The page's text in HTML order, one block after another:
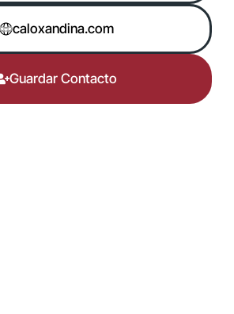
caloxandina.com
Guardar Contacto